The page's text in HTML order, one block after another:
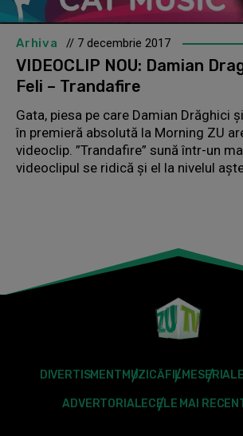
Arhiva // 7 decembrie 2017
VIDEOCLIP NOU: Damian
Feli – Trandafire
Gata, piesa pe care Damian Drăghici
în premieră absolută la Morning ZU
videoclip. ”Trandafire” sună într-un
videoclipul se ridică și el la nivelul
DIVERTISMENT MUZICĂFILMESERIALE
ADVERTORIALECELE MAI